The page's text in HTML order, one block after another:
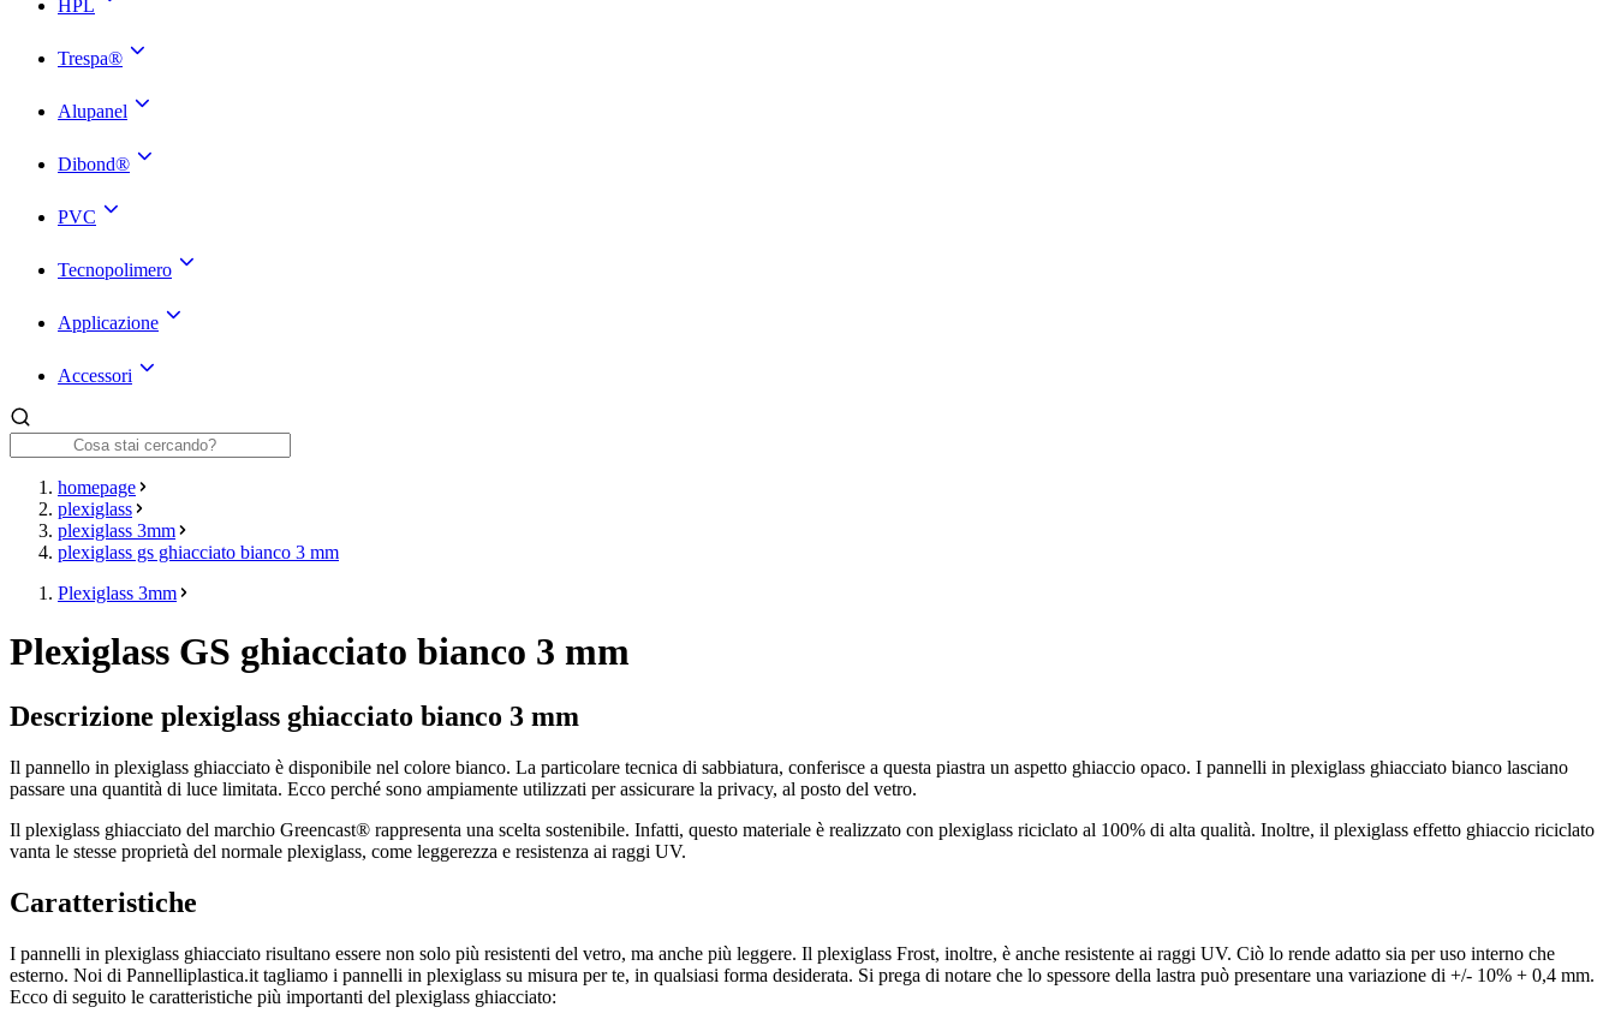
HPL
Trespa®
Alupanel
Dibond®
PVC
Tecnopolimero
Applicazione
Accessori
homepage
plexiglass
plexiglass 3mm
plexiglass gs ghiacciato bianco 3 mm
Plexiglass 3mm
Plexiglass GS ghiacciato bianco 3 mm
Descrizione plexiglass ghiacciato bianco 3 mm
Il pannello in plexiglass ghiacciato è disponibile nel colore bianco. La particolare tecnica di sabbiatura, conferisce a questa piastra un aspetto ghiaccio opaco. I pannelli in plexiglass ghiacciato bianco lasciano
passare una quantità di luce limitata. Ecco perché sono ampiamente utilizzati per assicurare la privacy, al posto del vetro.
Il plexiglass ghiacciato del marchio Greencast® rappresenta una scelta sostenibile. Infatti, questo materiale è realizzato con plexiglass riciclato al 100% di alta qualità. Inoltre, il plexiglass effetto ghiaccio riciclato
vanta le stesse proprietà del normale plexiglass, come leggerezza e resistenza ai raggi UV.
Caratteristiche
I pannelli in plexiglass ghiacciato risultano essere non solo più resistenti del vetro, ma anche più leggere. Il plexiglass Frost, inoltre, è anche resistente ai raggi UV. Ciò lo rende adatto sia per uso interno che
esterno. Noi di Pannelliplastica.it tagliamo i pannelli in plexiglass su misura per te, in qualsiasi forma desiderata. Si prega di notare che lo spessore della lastra può presentare una variazione di +/- 10% + 0,4 mm.
Ecco di seguito le caratteristiche più importanti del plexiglass ghiacciato: